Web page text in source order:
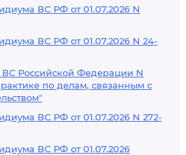
ВС РФ от 01.07.2026 N
ВС РФ от 01.07.2026 N 24-
ВС Российской Федерации N
по делам, связанным с
ВС РФ от 01.07.2026 N 272-
ВС РФ от 01.07.2026